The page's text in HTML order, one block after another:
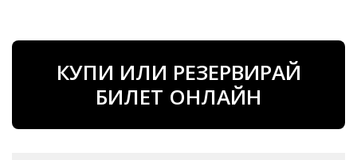
КУПИ ИЛИ РЕЗЕРВИРАЙ
БИЛЕТ ОНЛАЙН